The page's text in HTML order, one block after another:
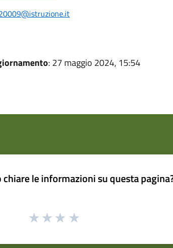
: 27 maggio 2024, 15:54
chiare le informazioni su questa